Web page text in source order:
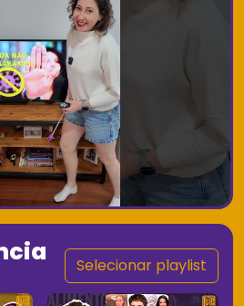
Selecionar playlist